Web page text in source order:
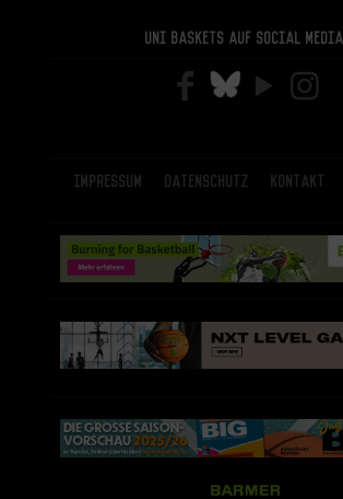
Uni Baskets auf Social Media
Impressum Datenschutz Kontakt